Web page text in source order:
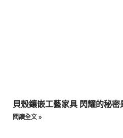
貝殼鑲嵌工藝家具 閃耀的秘密
閱讀全文 »